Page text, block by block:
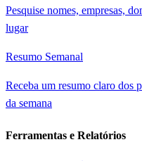
Pesquise nomes, empresas,
lugar
Resumo Semanal
Receba um resumo claro dos
da semana
Ferramentas e Relatórios